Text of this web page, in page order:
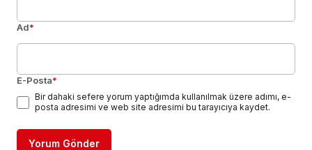
Ad*
E-Posta*
Bir dahaki sefere yorum yaptığımda kullanılmak üzere adımı, e-
posta adresimi ve web site adresimi bu tarayıcıya kaydet.
Yorum Gönder